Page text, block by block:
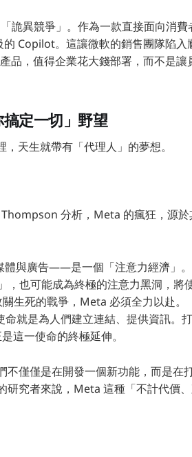
詭異競爭」。作為一款直接面向消費
Copilot。這讓微軟的銷售團隊陷入
品，值得企業花大錢部署，而不是讓
定一切」野望
天生就帶有「代理人」的夢想。
分析，Meta 的瘋狂，源於
與廣告——是一個「注意力經濟」
也可能成為終極的注意力黑洞，將
生死的戰爭，Meta 必須全力以赴。
就是為人們建立連結、提供資訊。
這一使命的終極延伸。
僅僅是在開發一個新功能，而是在
研究者來說，Meta 這種「不計代價